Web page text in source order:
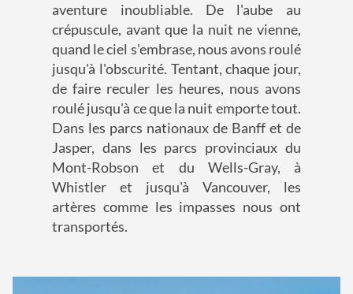
aventure inoubliable. De l'aube au
crépuscule, avant que la nuit ne vienne,
quand le ciel s'embrase, nous avons roulé
jusqu'à l'obscurité. Tentant, chaque jour,
de faire reculer les heures, nous avons
roulé jusqu'à ce que la nuit emporte tout.
Dans les parcs nationaux de Banff et de
Jasper, dans les parcs provinciaux du
Mont-Robson et du Wells-Gray, à
Whistler et jusqu'à Vancouver, les
artères comme les impasses nous ont
transportés.